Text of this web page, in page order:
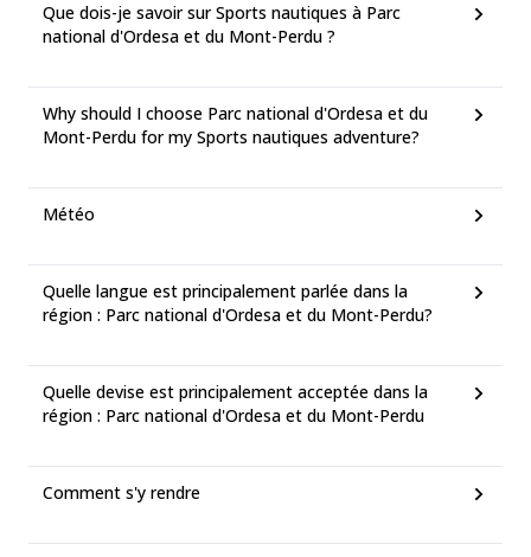
Que dois-je savoir sur Sports nautiques à Parc
national d'Ordesa et du Mont-Perdu ?
Why should I choose Parc national d'Ordesa et du
Mont-Perdu for my Sports nautiques adventure?
Météo
Quelle langue est principalement parlée dans la
région : Parc national d'Ordesa et du Mont-Perdu?
Quelle devise est principalement acceptée dans la
région : Parc national d'Ordesa et du Mont-Perdu
Comment s'y rendre